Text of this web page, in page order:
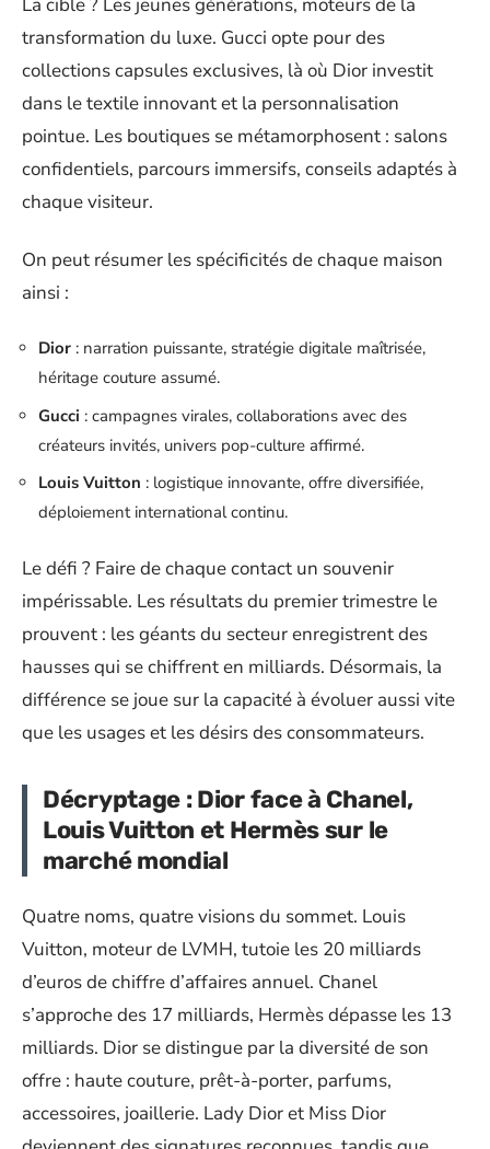
transformation du luxe. Gucci opte pour des
collections capsules exclusives, là où Dior investit
dans le textile innovant et la personnalisation
pointue. Les boutiques se métamorphosent : salons
confidentiels, parcours immersifs, conseils adaptés à
chaque visiteur.
On peut résumer les spécificités de chaque maison
ainsi :
Dior : narration puissante, stratégie digitale maîtrisée,
héritage couture assumé.
Gucci : campagnes virales, collaborations avec des
créateurs invités, univers pop-culture affirmé.
Louis Vuitton : logistique innovante, offre diversifiée,
déploiement international continu.
Le défi ? Faire de chaque contact un souvenir
impérissable. Les résultats du premier trimestre le
prouvent : les géants du secteur enregistrent des
hausses qui se chiffrent en milliards. Désormais, la
différence se joue sur la capacité à évoluer aussi vite
que les usages et les désirs des consommateurs.
Décryptage : Dior face à Chanel,
Louis Vuitton et Hermès sur le
marché mondial
Quatre noms, quatre visions du sommet. Louis
Vuitton, moteur de LVMH, tutoie les 20 milliards
d’euros de chiffre d’affaires annuel. Chanel
s’approche des 17 milliards, Hermès dépasse les 13
milliards. Dior se distingue par la diversité de son
offre : haute couture, prêt-à-porter, parfums,
accessoires, joaillerie. Lady Dior et Miss Dior